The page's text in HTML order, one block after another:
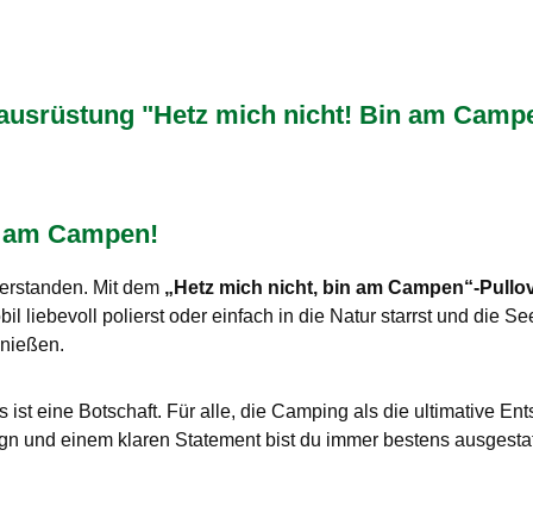
"Hetz mich nicht! Bin am
Campen!
Mit dem „Hetz mich nicht, bin am Campen“-
liebevoll polierst oder einfach in die Natur starrst und die
eine Botschaft. Für alle, die Camping als die ultimative
und einem klaren Statement bist du immer bestens